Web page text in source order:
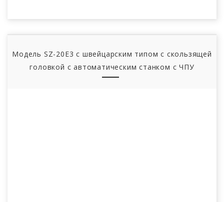
Модель SZ-20E3 с швейцарским типом с скользящей
головкой с автоматическим станком с ЧПУ